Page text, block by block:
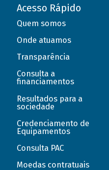
Acesso Rápido
Quem somos
Onde atuamos
Transparência
Consulta a
financiamentos
Resultados para a
sociedade
Credenciamento de
Equipamentos
Consulta PAC
Moedas contratuais